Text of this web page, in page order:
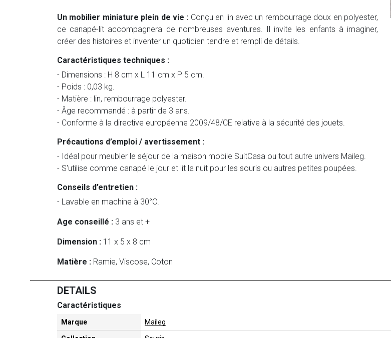
Un mobilier miniature plein de vie : Conçu en lin avec un rembourrage doux en polyester,
ce canapé-lit accompagnera de nombreuses aventures. Il invite les enfants à imaginer,
créer des histoires et inventer un quotidien tendre et rempli de détails.
Caractéristiques techniques :
- Dimensions : H 8 cm x L 11 cm x P 5 cm.
- Poids : 0,03 kg.
- Matière : lin, rembourrage polyester.
- Âge recommandé : à partir de 3 ans.
- Conforme à la directive européenne 2009/48/CE relative à la sécurité des jouets.
Précautions d’emploi / avertissement :
- Idéal pour meubler le séjour de la maison mobile SuitCasa ou tout autre univers Maileg.
- S'utilise comme canapé le jour et lit la nuit pour les souris ou autres petites poupées.
Conseils d’entretien :
- Lavable en machine à 30°C.
Age conseillé : 3 ans et +
Dimension : 11 x 5 x 8 cm
Matière : Ramie, Viscose, Coton
DETAILS
Caractéristiques
Marque Maileg